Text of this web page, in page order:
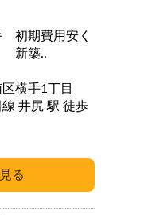
初期費用安く
新築..
横手1丁目
駅 徒歩